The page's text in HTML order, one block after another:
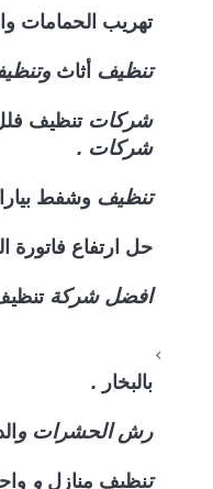
تهريب الحمامات
تنظيف أثاث
شركاتتنظيف
شركات .
تنظيف وشفط
حل ارتفاع فاتورة
افضل شركة
بالبخار .
رش الحشرات و
تنظيف منازل و